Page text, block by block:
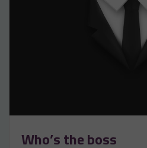
Who’s the boss